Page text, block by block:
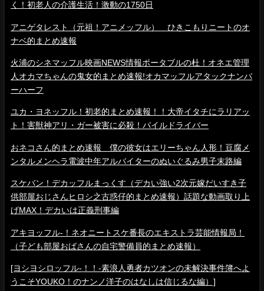
く！初老人の介護生活！激動の1750日
アニゲタレスト（元祖！アニメッフル） ひきこもりニートのオ
ナベ的まとめ速報
火浦のシネマッフル映画NEWS情報ポータブルの杜！オネエ管理
人オカマちゃんの鬼女的まとめ速報!オカマッフルアタックナンバ
ーハーフ
ユカ・ヨネッフル！初老的まとめ速報！！大帝イタチにラリアッ
ト！害獣神アリ・ガー被害に必殺！パイルドライバー
おネコさん的まとめ速報 僕の彼女はエリーちゃん人形！豆腐メ
ンタルメンヘラ電波中年アルバイターのぬいぐるみ男子末路編
スケバン！デカッフルまっくす（デカい強い2次元嫁だいすき子
供部屋おじさんヒロシ之古惑仔的まとめ速報）話題な動画取り上
げMAX！デカいは正義刑事編
アキヨッフル-！ネオニートスケ番長のエキストラ芸能情報局！
（子ども部屋おばさんの自宅警備員的まとめ速報）
[ヨシヨシロッフル-！！-素浪人勇者カツオンの未解決事件簿へよ
うこそYOUKO！のナンノ洋子のはなしは信じるな編）]